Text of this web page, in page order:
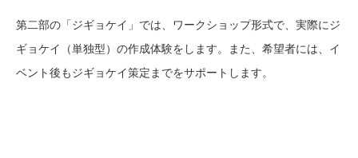
第二部の「ジギョケイ」では、ワークショップ形式で、実際にジ
ギョケイ（単独型）の作成体験をします。また、希望者には、イ
ベント後もジギョケイ策定までをサポートします。